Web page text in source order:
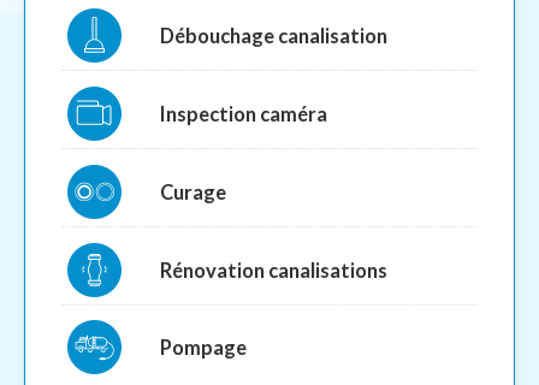
Débouchage canalisation
Inspection caméra
Curage
Rénovation canalisations
Pompage